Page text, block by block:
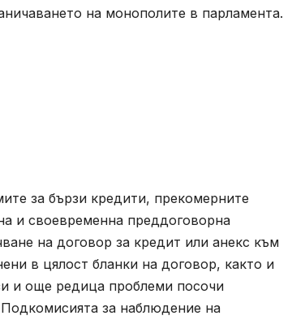
на монополите в парламента.
за бързи кредити, прекомерните
и своевременна преддоговорна
на договор за кредит или анекс към
в цялост бланки на договор, както и
и още редица проблеми посочи
за наблюдение на